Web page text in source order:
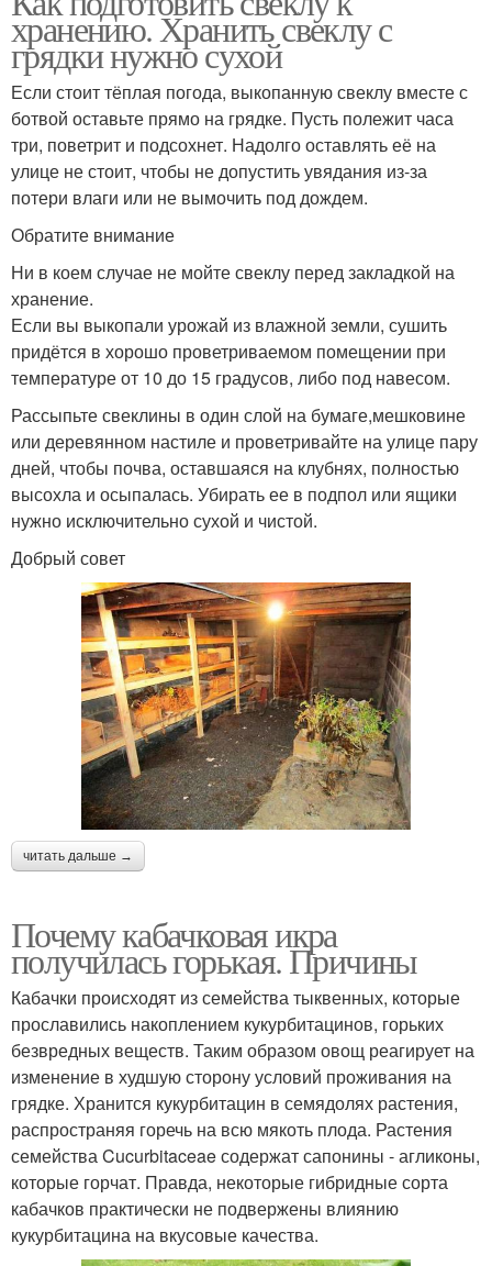
хранению. Хранить свеклу с
грядки нужно сухой
Если стоит тёплая погода, выкопанную свеклу вместе с
ботвой оставьте прямо на грядке. Пусть полежит часа
три, поветрит и подсохнет. Надолго оставлять её на
улице не стоит, чтобы не допустить увядания из-за
потери влаги или не вымочить под дождем.
Обратите внимание
Ни в коем случае не мойте свеклу перед закладкой на
хранение.
Если вы выкопали урожай из влажной земли, сушить
придётся в хорошо проветриваемом помещении при
температуре от 10 до 15 градусов, либо под навесом.
Рассыпьте свеклины в один слой на бумаге,мешковине
или деревянном настиле и проветривайте на улице пару
дней, чтобы почва, оставшаяся на клубнях, полностью
высохла и осыпалась. Убирать ее в подпол или ящики
нужно исключительно сухой и чистой.
Добрый совет
читать дальше →
Почему кабачковая икра
получилась горькая. Причины
Кабачки происходят из семейства тыквенных, которые
прославились накоплением кукурбитацинов, горьких
безвредных веществ. Таким образом овощ реагирует на
изменение в худшую сторону условий проживания на
грядке. Хранится кукурбитацин в семядолях растения,
распространяя горечь на всю мякоть плода. Растения
семейства Cucurbitaceae содержат сапонины - агликоны,
которые горчат. Правда, некоторые гибридные сорта
кабачков практически не подвержены влиянию
кукурбитацина на вкусовые качества.